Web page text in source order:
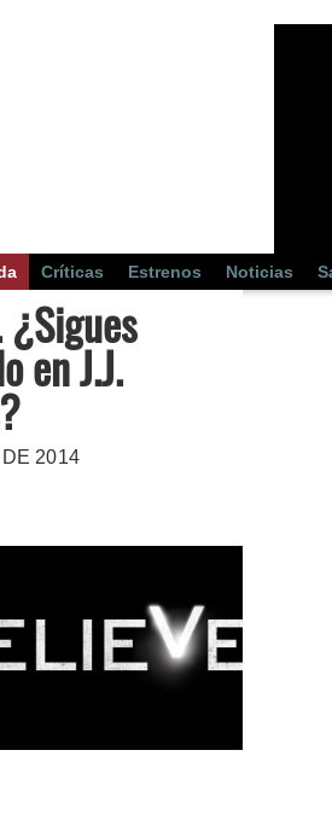
Críticas Estrenos Noticias
en J.J.
2014